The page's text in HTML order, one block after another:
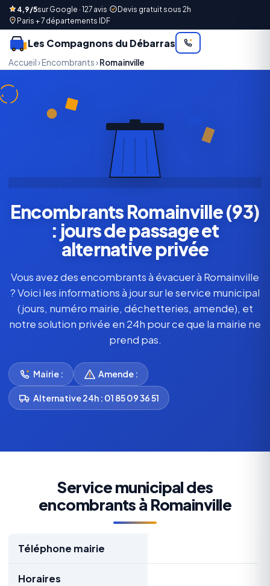
4,9/5sur Google · 127 avis· Devis gratuit sous 2h·
Paris + 7 départements IDF
Les Compagnons du Débarras
Accueil› Encombrants› Romainville
Encombrants Romainville (93)
: jours de passage et
alternative privée
Vous avez des encombrants à évacuer à Romainville
? Voici les informations à jour sur le service municipal
(jours, numéro mairie, déchetteries, amende), et
notre solution privée en 24h pour ce que la mairie ne
prend pas.
Mairie : Amende :
Alternative 24h : 01 85 09 36 51
Service municipal des
encombrants à Romainville
Téléphone mairie
Horaires